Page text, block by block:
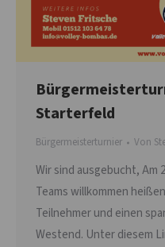
Starterfeld
Bürgermeisterturnier Von
Wir sind ausgebucht, Am
Teams willkommen
Teilnehmer und einen
Westend. Unter diesem